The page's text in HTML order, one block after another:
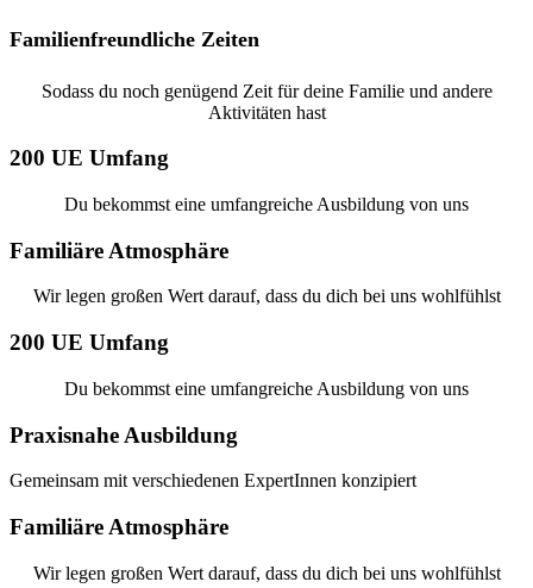
Familienfreundliche Zeiten
Sodass du noch genügend Zeit für deine Familie und andere
Aktivitäten hast
200 UE Umfang
Du bekommst eine umfangreiche Ausbildung von uns
Familiäre Atmosphäre
Wir legen großen Wert darauf, dass du dich bei uns wohlfühlst
200 UE Umfang
Du bekommst eine umfangreiche Ausbildung von uns
Praxisnahe Ausbildung
Gemeinsam mit verschiedenen ExpertInnen konzipiert
Familiäre Atmosphäre
Wir legen großen Wert darauf, dass du dich bei uns wohlfühlst